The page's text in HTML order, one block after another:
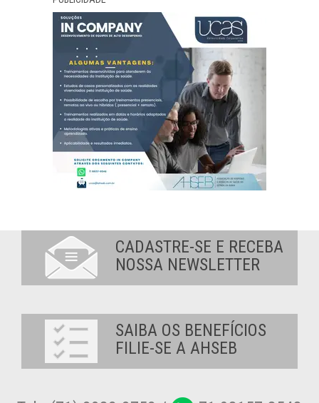
CADASTRE-SE E RECEBA
NOSSA NEWSLETTER
SAIBA OS BENEFÍCIOS
FILIE-SE A AHSEB